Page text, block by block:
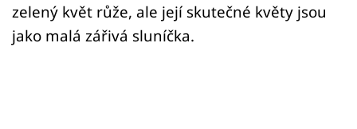
zelený květ růže, ale její skutečné květy jsou
jako malá zářivá sluníčka.